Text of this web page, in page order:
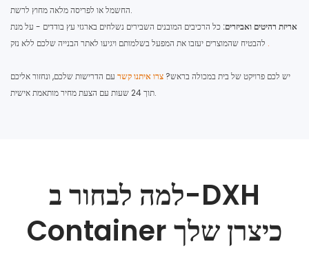
החשמל או לפריסה מלאה מחוץ לרשת.
אריזת רהיטים ואביזרים: כל הרכיבים המובנים השבירים נשלחים בארגזי עץ בודדים - על מנת
להבטיח שהמוצרים יעזבו את המפעל בשלמותם ויגיעו לאתר הבנייה שלכם ללא נזק .
יש לכם פרויקט של בית במכולה בראש? צרו איתנו קשר עם הדרישות שלכם, ונחזור אליכם
תוך 24 שעות עם הצעת מחיר מותאמת אישית.
למה לבחור ב-DXH
Container כיצרן שלך